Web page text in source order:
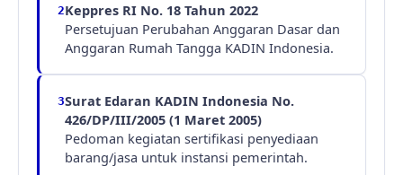
2Keppres RI No. 18 Tahun 2022
Persetujuan Perubahan Anggaran Dasar dan
Anggaran Rumah Tangga KADIN Indonesia.
3Surat Edaran KADIN Indonesia No.
426/DP/III/2005 (1 Maret 2005)
Pedoman kegiatan sertifikasi penyediaan
barang/jasa untuk instansi pemerintah.